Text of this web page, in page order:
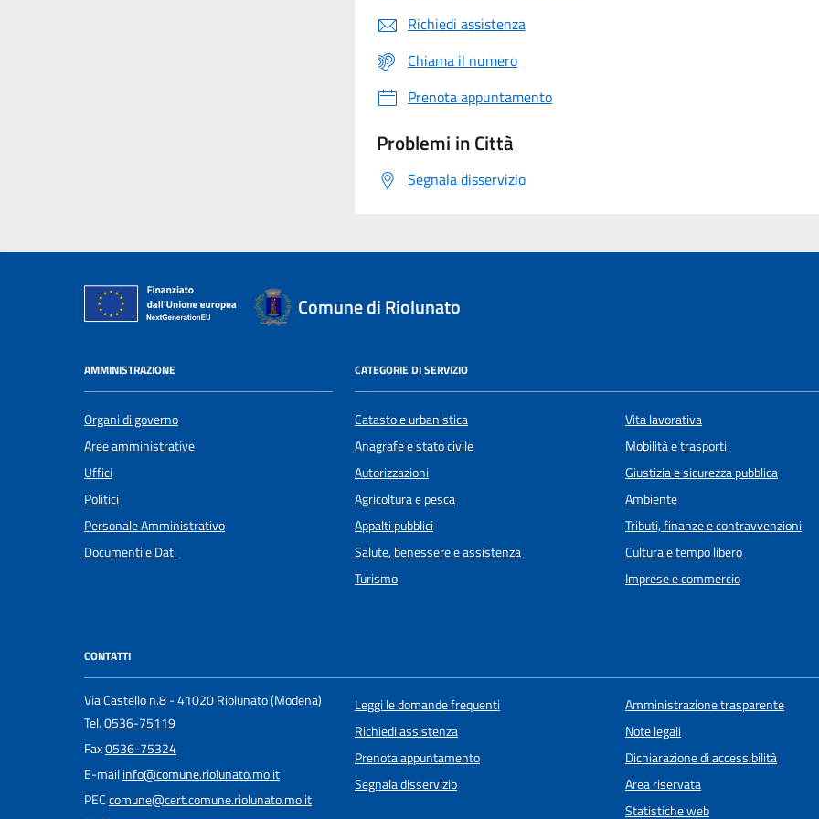
Richiedi assistenza
Chiama il numero
Prenota appuntamento
Problemi in Città
Segnala disservizio
Comune di Riolunato
AMMINISTRAZIONE
Organi di governo
Aree amministrative
Uffici
Politici
Personale Amministrativo
Documenti e Dati
CATEGORIE DI SERVIZIO
Catasto e urbanistica
Anagrafe e stato civile
Autorizzazioni
Agricoltura e pesca
Appalti pubblici
Salute, benessere e assistenza
Turismo
Vita lavorativa
Mobilità e trasporti
Giustizia e sicurezza pubblica
Ambiente
Tributi, finanze e contravvenzioni
Cultura e tempo libero
Imprese e commercio
CONTATTI
Via Castello n.8 - 41020 Riolunato (Modena)
Tel.0536-75119
Fax0536-75324
E-mailinfo@comune.riolunato.mo.it
PECcomune@cert.comune.riolunato.mo.it
Leggi le domande frequenti
Richiedi assistenza
Prenota appuntamento
Segnala disservizio
Amministrazione trasparente
Note legali
Dichiarazione di accessibilità
Area riservata
Statistiche web